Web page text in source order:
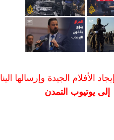
الأفلام الجيدة وإرسالها الينا
يوتيوب التمدن